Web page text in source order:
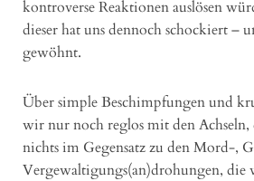
kontroverse Reaktionen auslösen
dieser hat uns dennoch schockiert –
gewöhnt.
Über simple Beschimpfungen und
wir nur noch reglos mit den Achseln,
nichts im Gegensatz zu den Mord-,
Vergewaltigungs(an)drohungen,